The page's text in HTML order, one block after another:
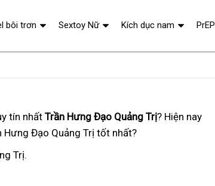
tín nhất bình
luận
Trần Hưng Đạo Quảng Trị? Hiện nay
Hưng Đạo Quảng Trị tốt nhấttrọn
?
Trị.
bôi trơn Sextoy Nữ Kích dục nam PrEP